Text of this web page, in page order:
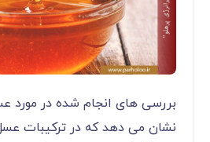
بررسی های انجام شده در مورد
نشان می دهد که در ترکیبات